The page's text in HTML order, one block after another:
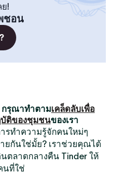
ย!
ชอน
กรุณาทำตามเคล็ดลับเพื่อ
ติของชุมชนของเรา
รทำความรู้จักคนใหม่ๆ
ยกันใช่มั้ย? เราช่วยคุณได้
ตลาดกลางคืน Tinder ให้
นที่ใช่